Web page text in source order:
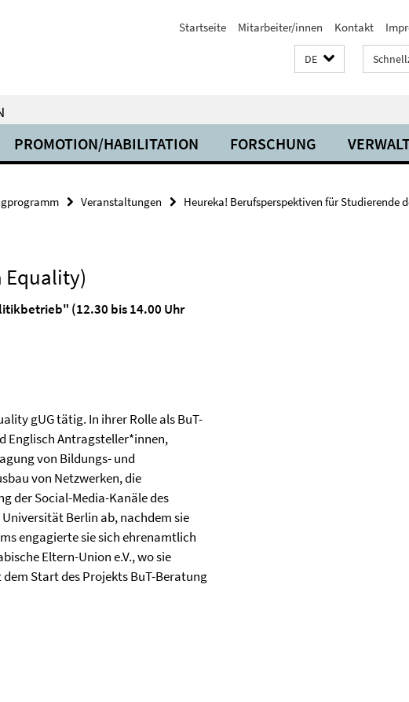
Startseite Mitarbeiter/innen Kontakt
DE
PROMOTION/HABILITATION FORSCHUNG
Veranstaltungen
Heureka! Berufsperspektiven für Studierende
Equality)
(12.30 bis 14.00 Uhr
gUG tätig. In ihrer Rolle als BuT-
Englisch Antragsteller*innen,
von Bildungs- und
von Netzwerken, die
der Social-Media-Kanäle des
Berlin ab, nachdem sie
engagierte sie sich ehrenamtlich
Eltern-Union e.V., wo sie
Start des Projekts BuT-Beratung